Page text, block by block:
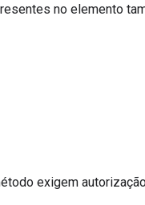
no elemento
exigem